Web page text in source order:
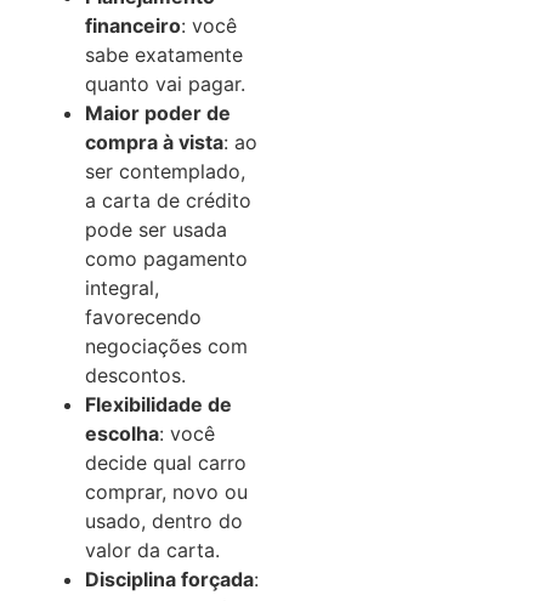
financeiro: você
sabe exatamente
quanto vai pagar.
Maior poder de
compra à vista: ao
ser contemplado,
a carta de crédito
pode ser usada
como pagamento
integral,
favorecendo
negociações com
descontos.
Flexibilidade de
escolha: você
decide qual carro
comprar, novo ou
usado, dentro do
valor da carta.
Disciplina forçada: